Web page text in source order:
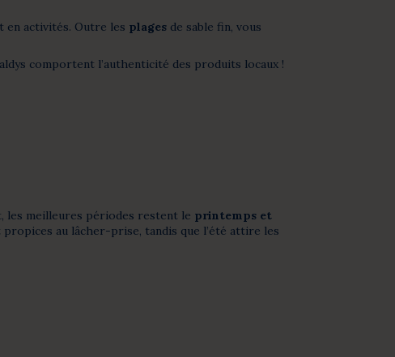
en activités. Outre les plages de sable fin, vous
comportent l’authenticité des produits locaux !
les meilleures périodes restent le printemps et
au lâcher-prise, tandis que l’été attire les